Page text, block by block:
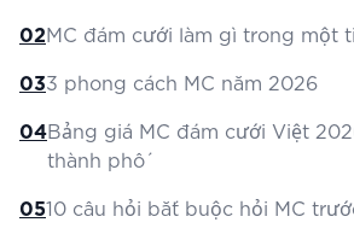
02MC đám cưới làm gì trong một
033 phong cách MC năm 2026
04Bảng giá MC đám cưới Việt
thành phố
0510 câu hỏi bắt buộc hỏi MC